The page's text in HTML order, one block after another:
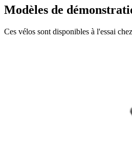
Modèles de
Ces vélos sont disponibles à l'essai